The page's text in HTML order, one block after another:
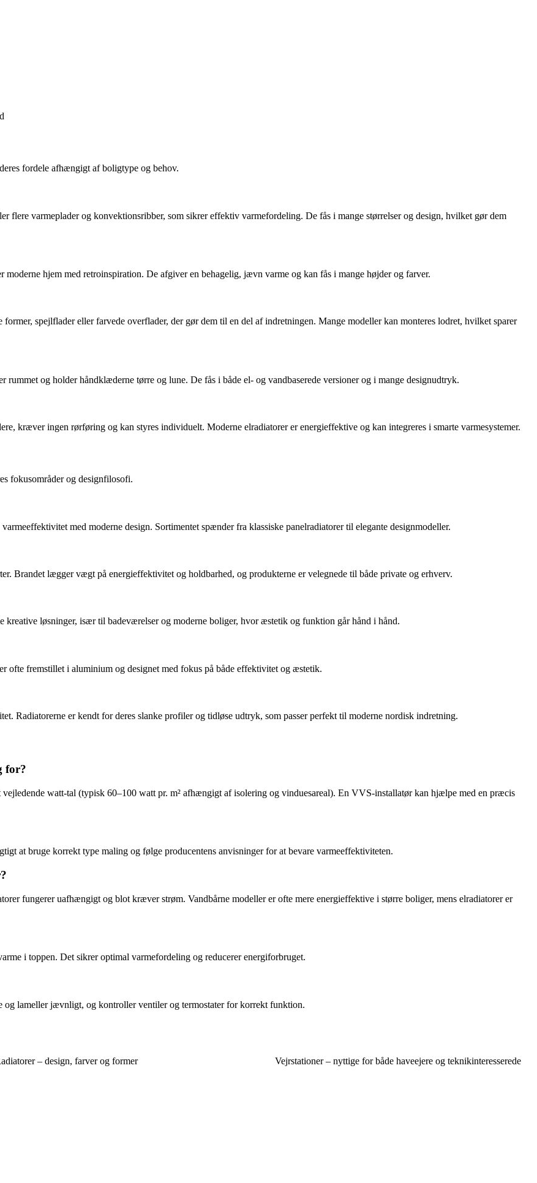
fordele afhængigt af boligtype og behov.
flere varmeplader og konvektionsribber, som sikrer effektiv varmefordeling. De fås i mange størrelser og design, hvilket gør dem
hjem med retroinspiration. De afgiver en behagelig, jævn varme og kan fås i mange højder og farver.
spejlflader eller farvede overflader, der gør dem til en del af indretningen. Mange modeller kan monteres lodret, hvilket sparer
og holder håndklæderne tørre og lune. De fås i både el- og vandbaserede versioner og i mange designudtryk.
kræver ingen rørføring og kan styres individuelt. Moderne elradiatorer er energieffektive og kan integreres i smarte varmesystemer.
fokusområder og designfilosofi.
med moderne design. Sortimentet spænder fra klassiske panelradiatorer til elegante designmodeller.
Brandet lægger vægt på energieffektivitet og holdbarhed, og produkterne er velegnede til både private og erhverv.
løsninger, især til badeværelser og moderne boliger, hvor æstetik og funktion går hånd i hånd.
ofte fremstillet i aluminium og designet med fokus på både effektivitet og æstetik.
Radiatorerne er kendt for deres slanke profiler og tidløse udtryk, som passer perfekt til moderne nordisk indretning.
for?
vejledende watt-tal (typisk 60–100 watt pr. m² afhængigt af isolering og vinduesareal). En VVS-installatør kan hjælpe med en præcis
at bruge korrekt type maling og følge producentens anvisninger for at bevare varmeeffektiviteten.
fungerer uafhængigt og blot kræver strøm. Vandbårne modeller er ofte mere energieffektive i større boliger, mens elradiatorer er
i toppen. Det sikrer optimal varmefordeling og reducerer energiforbruget.
og lameller jævnligt, og kontroller ventiler og termostater for korrekt funktion.
– design, farver og former Vejrstationer – nyttige for både haveejere og teknikinteresserede